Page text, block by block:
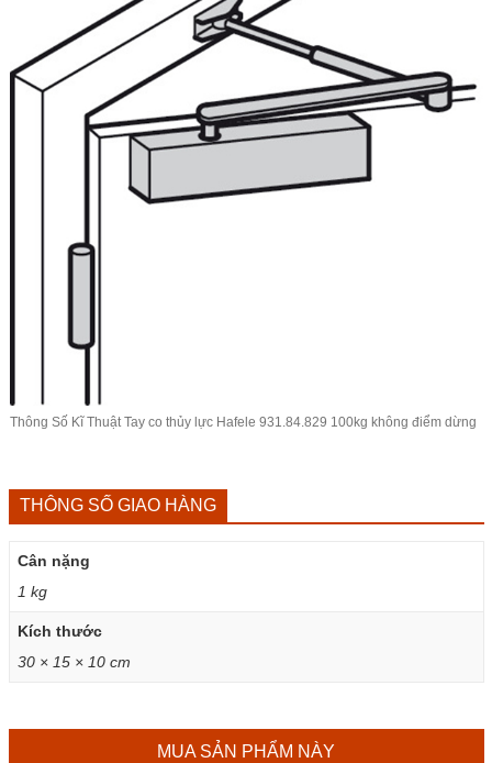
Thông Số Kĩ Thuật Tay co thủy lực Hafele 931.84.829 100kg không điểm dừng
THÔNG SỐ GIAO HÀNG
Cân nặng
1 kg
Kích thước
30 × 15 × 10 cm
MUA SẢN PHẨM NÀY